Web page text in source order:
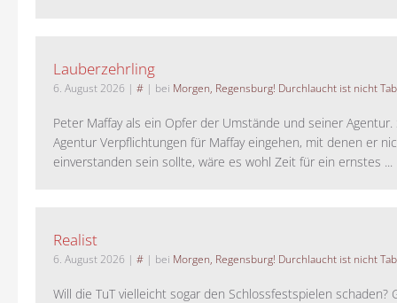
Lauberzehrling
6. August 2026 | # | bei Morgen, Regensburg! Durchlaucht ist nicht
Peter Maffay als ein Opfer der Umstände und seiner Agentur.
Agentur Verpflichtungen für Maffay eingehen, mit denen er
einverstanden sein sollte, wäre es wohl Zeit für ein ernstes ...
Realist
6. August 2026 | # | bei Morgen, Regensburg! Durchlaucht ist nicht
Will die TuT vielleicht sogar den Schlossfestspielen schaden?